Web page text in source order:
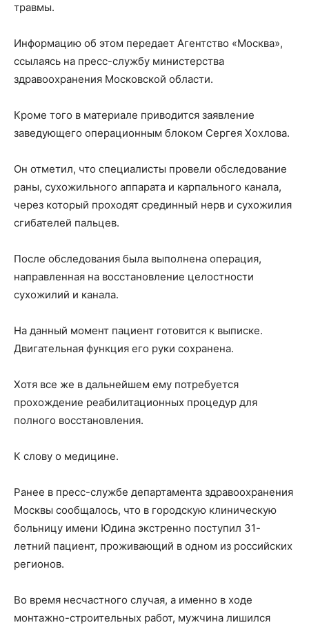
травмы.
Информацию об этом передает Агентство «Москва»,
ссылаясь на пресс-службу министерства
здравоохранения Московской области.
Кроме того в материале приводится заявление
заведующего операционным блоком Сергея Хохлова.
Он отметил, что специалисты провели обследование
раны, сухожильного аппарата и карпального канала,
через который проходят срединный нерв и сухожилия
сгибателей пальцев.
После обследования была выполнена операция,
направленная на восстановление целостности
сухожилий и канала.
На данный момент пациент готовится к выписке.
Двигательная функция его руки сохранена.
Хотя все же в дальнейшем ему потребуется
прохождение реабилитационных процедур для
полного восстановления.
К слову о медицине.
Ранее в пресс-службе департамента здравоохранения
Москвы сообщалось, что в городскую клиническую
больницу имени Юдина экстренно поступил 31-
летний пациент, проживающий в одном из российских
регионов.
Во время несчастного случая, а именно в ходе
монтажно-строительных работ, мужчина лишился